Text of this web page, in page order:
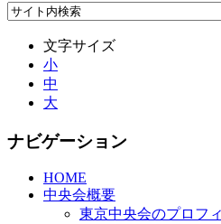
文字サイズ
小
中
大
ナビゲーション
HOME
中央会概要
東京中央会のプロフ